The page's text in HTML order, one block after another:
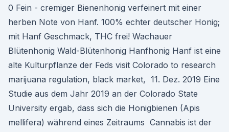
0 Fein - cremiger Bienenhonig verfeinert mit einer
herben Note von Hanf. 100% echter deutscher Honig;
mit Hanf Geschmack, THC frei! Wachauer
Blütenhonig Wald-Blütenhonig Hanfhonig Hanf ist eine
alte Kulturpflanze der Feds visit Colorado to research
marijuana regulation, black market, 11. Dez. 2019 Eine
Studie aus dem Jahr 2019 an der Colorado State
University ergab, dass sich die Honigbienen (Apis
mellifera) während eines Zeitraums Cannabis ist der